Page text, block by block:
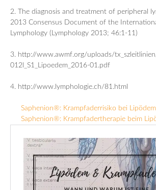
2. The diagnosis and treatment of peripheral
2013 Consensus Document of the
Lymphology (Lymphology 2013; 46:1-11)
3. http://www.awmf.org/uploads/
012l_S1_Lipoedem_2016-01.pdf
4. http://www.lymphologie.ch/81.html
Saphenion®: Krampfaderrisiko bei Lipödem
Saphenion®: Krampfadertherapie beim